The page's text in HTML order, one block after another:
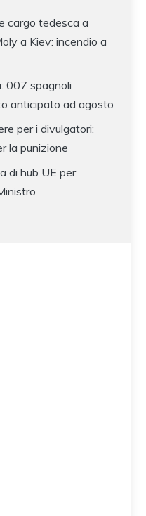
cargo tedesca a
a Kiev: incendio a
007 spagnoli
anticipato ad agosto
per i divulgatori:
la punizione
di hub UE per